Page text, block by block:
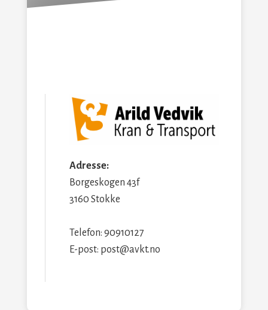
Adresse:
Borgeskogen 43f
3160 Stokke
Telefon: 90910127
E-post: post@avkt.no